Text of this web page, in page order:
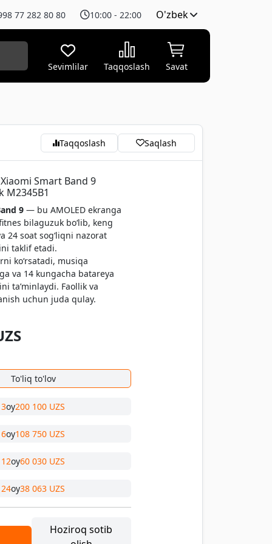
77 282 80 80 10:00 - 22:00 O'zbek
Sevimlilar Taqqoslash Savat
Taqqoslash Saqlash
Smart Band 9
M2345B1
9— bu AMOLED ekranga
bilaguzuk bo‘lib, keng
24 soat sog‘liqni nazorat
taklif etadi.
ko‘rsatadi, musiqa
va 14 kungacha batareya
ta’minlaydi. Faollik va
uchun juda qulay.
To'liq to'lov
3oy200 100 UZS
6oy108 750 UZS
12oy60 030 UZS
24oy38 063 UZS
Hoziroq sotib